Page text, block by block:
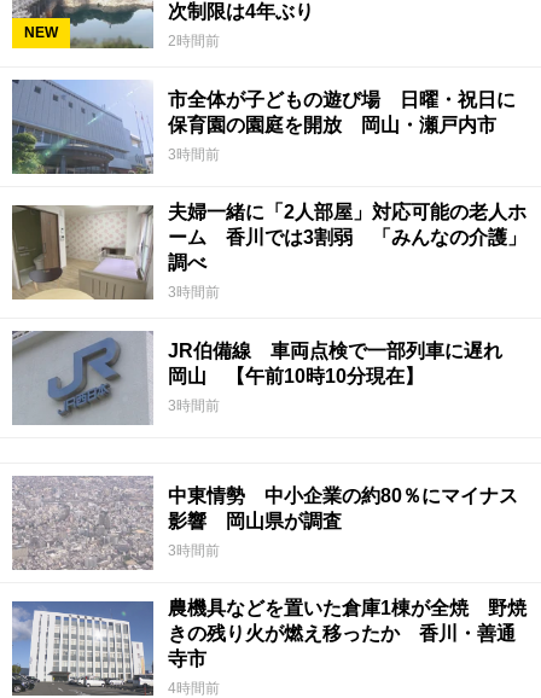
NEW
次制限は4年ぶり
2時間前
市全体が子どもの遊び場 日曜・祝日に
保育園の園庭を開放 岡山・瀬戸内市
3時間前
夫婦一緒に「2人部屋」対応可能の老人ホ
ーム 香川では3割弱 「みんなの介護」
調べ
3時間前
JR伯備線 車両点検で一部列車に遅れ
岡山 【午前10時10分現在】
3時間前
中東情勢 中小企業の約80％にマイナス
影響 岡山県が調査
3時間前
農機具などを置いた倉庫1棟が全焼 野焼
きの残り火が燃え移ったか 香川・善通
寺市
4時間前